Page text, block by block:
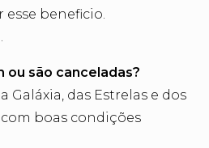
beneficio.
ou são canceladas?
das Estrelas e dos
boas condições